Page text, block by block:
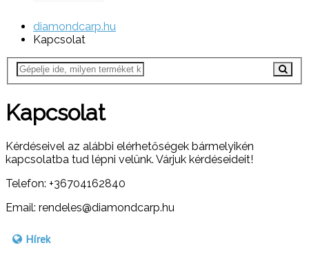
diamondcarp.hu
Kapcsolat
Kapcsolat
Kérdéseivel az alábbi elérhetőségek bármelyikén
kapcsolatba tud lépni velünk. Várjuk kérdéseideit!
Telefon: +36704162840
Email: rendeles@diamondcarp.hu
Hírek